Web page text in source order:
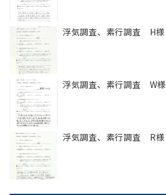
浮気調査、素行調査 H様
浮気調査、素行調査 W様
浮気調査、素行調査 R様